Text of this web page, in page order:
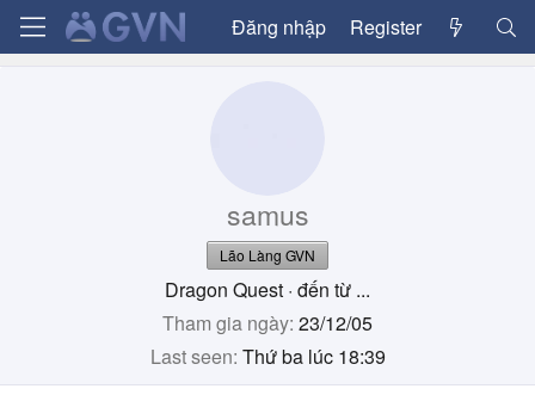
Đăng nhập Register
samus
Lão Làng GVN
Dragon Quest · đến từ ...
Tham gia ngày 23/12/05
Last seen Thứ ba lúc 18:39